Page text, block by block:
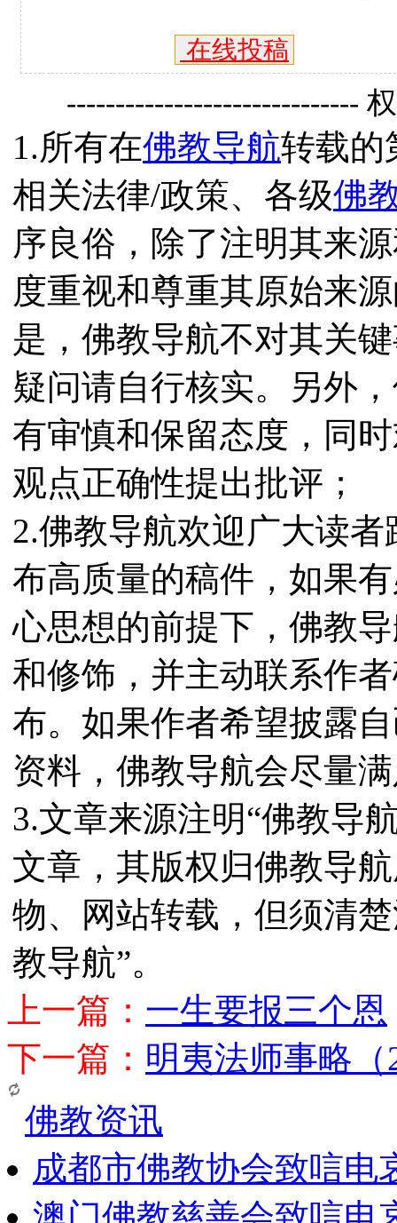
在线投稿
------------------------------
1.所有在佛教导航转载的
相关法律/政策、各级佛
序良俗，除了注明其来
度重视和尊重其原始来
是，佛教导航不对其关
疑问请自行核实。另外
有审慎和保留态度，同
观点正确性提出批评；
2.佛教导航欢迎广大读
布高质量的稿件，如果
心思想的前提下，佛教
和修饰，并主动联系作
布。如果作者希望披露
资料，佛教导航会尽量
3.文章来源注明“佛教导
文章，其版权归佛教导
物、网站转载，但须清
教导航”。
上一篇： 一生要报三个恩
下一篇： 明夷法师事略（
佛教资讯
成都市佛教协会致唁电